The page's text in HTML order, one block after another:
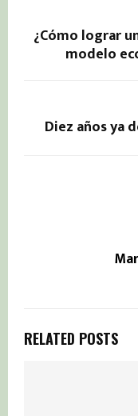
¿Cómo lograr
modelo
Diez años ya
RELATED POSTS